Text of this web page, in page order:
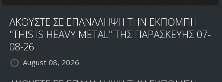
ΤΟΥΣ
ΣΤΗΝ
ΑΚΟΥΣΤΕ ΣΕ ΕΠΑΝΑΛΗΨΗ ΤΗΝ ΕΚΠΟΜΠΗ
"THIS IS HEAVY METAL" ΤΗΣ ΠΑΡΑΣΚΕΥΗΣ 07-
08-26
August 08, 2026